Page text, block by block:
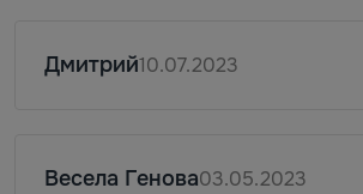
Дмитpий10.07.2023
Весела Генова03.05.2023